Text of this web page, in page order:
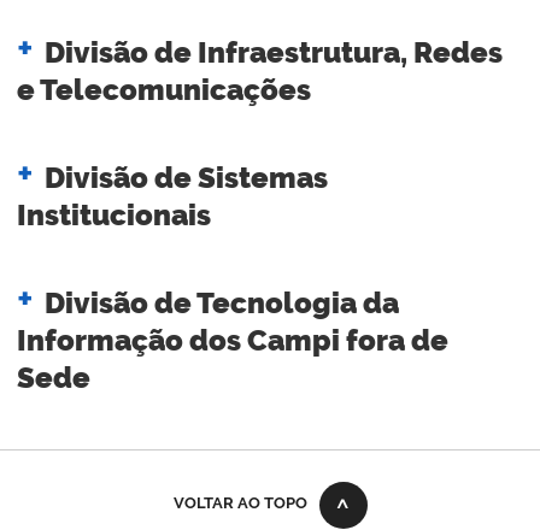
Divisão de Infraestrutura, Redes
e Telecomunicações
Divisão de Sistemas
Institucionais
Divisão de Tecnologia da
Informação dos Campi fora de
Sede
VOLTAR AO TOPO